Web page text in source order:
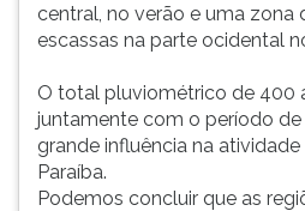
central, no verão e uma zona
escassas na parte ocidental
O total pluviométrico de 400
juntamente com o período de
grande influência na
Paraíba.
Podemos concluir que as